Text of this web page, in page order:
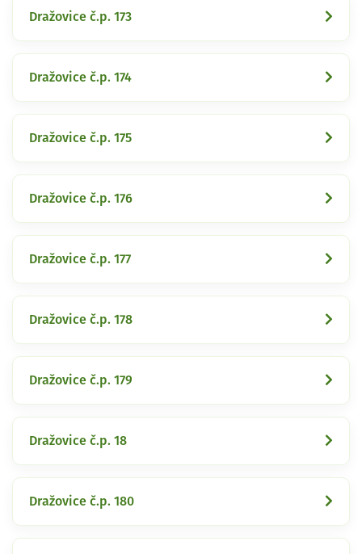
Dražovice č.p. 173
Dražovice č.p. 174
Dražovice č.p. 175
Dražovice č.p. 176
Dražovice č.p. 177
Dražovice č.p. 178
Dražovice č.p. 179
Dražovice č.p. 18
Dražovice č.p. 180